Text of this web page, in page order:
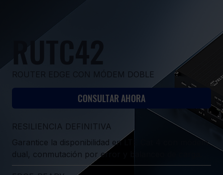
RUTC42
ROUTER EDGE CON MÓDEM DOBLE
CONSULTAR AHORA
RESILIENCIA DEFINITIVA
Garantice la disponibilidad en LTE Cat 4 con módem
dual, conmutación por error y balanceo de carga.